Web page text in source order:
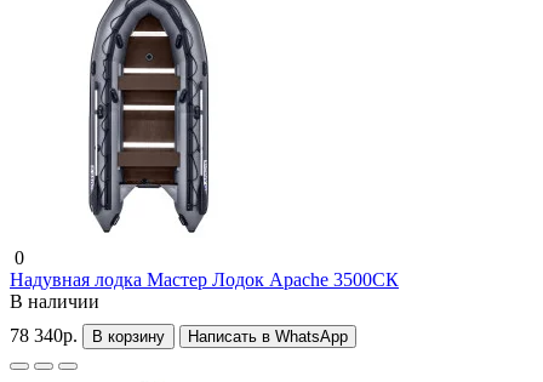
0
Надувная лодка Мастер Лодок Apache 3500СК
В наличии
78 340р.
В корзину Написать в WhatsApp